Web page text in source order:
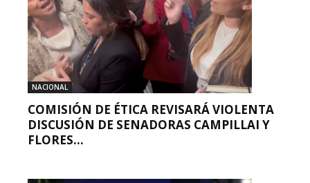
NACIONAL
COMISIÓN DE ÉTICA REVISARÁ VIOLENTA
DISCUSIÓN DE SENADORAS CAMPILLAI Y
FLORES...